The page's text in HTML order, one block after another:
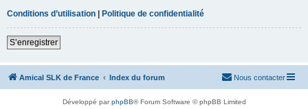
Conditions d’utilisation | Politique de confidentialité
S’enregistrer
Amical SLK de France Index du forum Nous contacter
Développé parphpBB® Forum Software © phpBB Limited